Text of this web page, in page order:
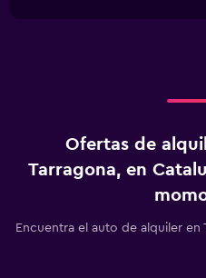
chart
axis
Ofertas de
Tarragona, en
Encuentra el auto de alquiler